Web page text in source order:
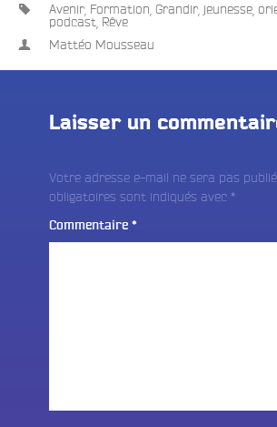
Avenir, Formation Grandir, jeunesse
podcast Rêve
Mattéo Mousseau
Laisser un
Votre adresse e-mail ne sera pas
obligatoires sont indiqués avec *
Commentaire *